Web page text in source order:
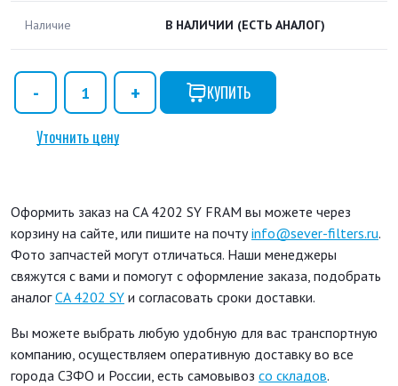
Наличие В НАЛИЧИИ (ЕСТЬ АНАЛОГ)
КУПИТЬ
Уточнить цену
Оформить заказ на CA 4202 SY FRAM вы можете через
корзину на сайте, или пишите на почтуinfo@sever-filters.ru.
Фото запчастей могут отличаться. Наши менеджеры
свяжутся с вами и помогут с оформление заказа, подобрать
аналогCA 4202 SY и согласовать сроки доставки.
Вы можете выбрать любую удобную для вас транспортную
компанию, осуществляем оперативную доставку во все
города СЗФО и России, есть самовывоз со складов.